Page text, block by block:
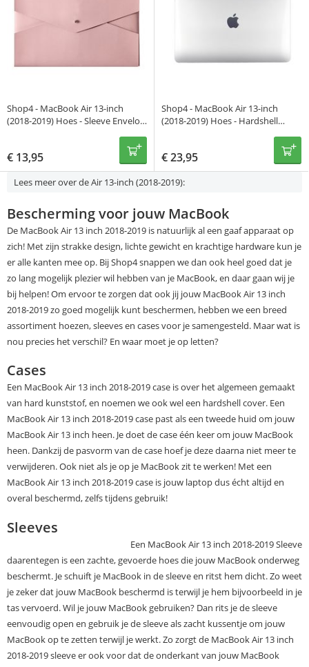
Shop4 - MacBook Air 13-inch
(2018-2019) Hoes - Sleeve Envelop
€ 13,95
Shop4 - MacBook Air 13-inch
(2018-2019) Hoes - Hardshell
€23,95
Lees meer over de Air 13-inch (2018-2019):
Bescherming voor jouw MacBook
De MacBook Air 13 inch 2018-2019 is natuurlijk al een gaaf apparaat op
zich! Met zijn strakke design, lichte gewicht en krachtige hardware kun je
er alle kanten mee op. Bij Shop4 snappen we dan ook heel goed dat je
zo lang mogelijk plezier wil hebben van je MacBook, en daar gaan wij je
bij helpen! Om ervoor te zorgen dat ook jij jouw MacBook Air 13 inch
2018-2019 zo goed mogelijk kunt beschermen, hebben we een breed
assortiment hoezen, sleeves en cases voor je samengesteld. Maar wat is
nou precies het verschil? En waar moet je op letten?
Cases
Een MacBook Air 13 inch 2018-2019 case is over het algemeen gemaakt
van hard kunststof, en noemen we ook wel een hardshell cover. Een
MacBook Air 13 inch 2018-2019 case past als een tweede huid om jouw
MacBook Air 13 inch heen. Je doet de case één keer om jouw MacBook
heen. Dankzij de pasvorm van de case hoef je deze daarna niet meer te
verwijderen. Ook niet als je op je MacBook zit te werken! Met een
MacBook Air 13 inch 2018-2019 case is jouw laptop dus écht altijd en
overal beschermd, zelfs tijdens gebruik!
Sleeves
Een MacBook Air 13 inch 2018-2019 Sleeve
daarentegen is een zachte, gevoerde hoes die jouw MacBook onderweg
beschermt. Je schuift je MacBook in de sleeve en ritst hem dicht. Zo weet
je zeker dat jouw MacBook beschermd is terwijl je hem bijvoorbeeld in je
tas vervoerd. Wil je jouw MacBook gebruiken? Dan rits je de sleeve
eenvoudig open en gebruik je de sleeve als zacht kussentje om jouw
MacBook op te zetten terwijl je werkt. Zo zorgt de MacBook Air 13 inch
2018-2019 sleeve er ook voor dat de onderkant van jouw MacBook